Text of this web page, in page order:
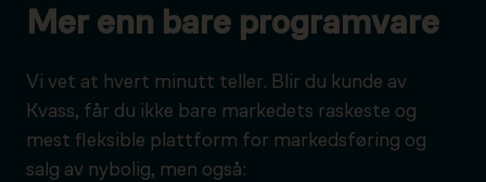
Mer enn bare programvare
Vi vet at hvert minutt teller. Blir du kunde av
Kvass, får du ikke bare markedets raskeste og
mest fleksible plattform for markedsføring og
salg av nybolig, men også: